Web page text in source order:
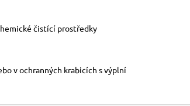
čistící prostředky
v ochranných krabicích s výplní